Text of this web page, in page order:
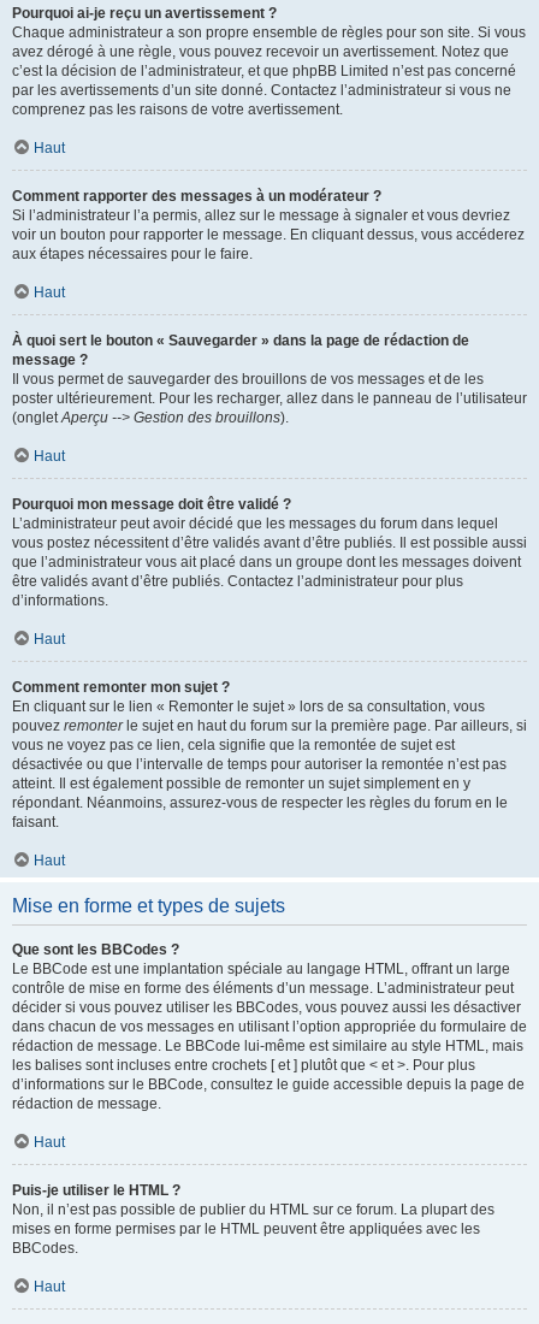
Pourquoi ai-je reçu un avertissement ?
Chaque administrateur a son propre ensemble de règles pour son site. Si vous
avez dérogé à une règle, vous pouvez recevoir un avertissement. Notez que
c’est la décision de l’administrateur, et que phpBB Limited n’est pas concerné
par les avertissements d’un site donné. Contactez l’administrateur si vous ne
comprenez pas les raisons de votre avertissement.
Haut
Comment rapporter des messages à un modérateur ?
Si l’administrateur l’a permis, allez sur le message à signaler et vous devriez
voir un bouton pour rapporter le message. En cliquant dessus, vous accéderez
aux étapes nécessaires pour le faire.
Haut
À quoi sert le bouton « Sauvegarder » dans la page de rédaction de
message ?
Il vous permet de sauvegarder des brouillons de vos messages et de les
poster ultérieurement. Pour les recharger, allez dans le panneau de l’utilisateur
(ongletAperçu --> Gestion des brouillons).
Haut
Pourquoi mon message doit être validé ?
L’administrateur peut avoir décidé que les messages du forum dans lequel
vous postez nécessitent d’être validés avant d’être publiés. Il est possible aussi
que l’administrateur vous ait placé dans un groupe dont les messages doivent
être validés avant d’être publiés. Contactez l’administrateur pour plus
d’informations.
Haut
Comment remonter mon sujet ?
En cliquant sur le lien « Remonter le sujet » lors de sa consultation, vous
pouvez remonterle sujet en haut du forum sur la première page. Par ailleurs, si
vous ne voyez pas ce lien, cela signifie que la remontée de sujet est
désactivée ou que l’intervalle de temps pour autoriser la remontée n’est pas
atteint. Il est également possible de remonter un sujet simplement en y
répondant. Néanmoins, assurez-vous de respecter les règles du forum en le
faisant.
Haut
Mise en forme et types de sujets
Que sont les BBCodes ?
Le BBCode est une implantation spéciale au langage HTML, offrant un large
contrôle de mise en forme des éléments d’un message. L’administrateur peut
décider si vous pouvez utiliser les BBCodes, vous pouvez aussi les désactiver
dans chacun de vos messages en utilisant l’option appropriée du formulaire de
rédaction de message. Le BBCode lui-même est similaire au style HTML, mais
les balises sont incluses entre crochets [ et ] plutôt que < et >. Pour plus
d’informations sur le BBCode, consultez le guide accessible depuis la page de
rédaction de message.
Haut
Puis-je utiliser le HTML ?
Non, il n’est pas possible de publier du HTML sur ce forum. La plupart des
mises en forme permises par le HTML peuvent être appliquées avec les
BBCodes.
Haut